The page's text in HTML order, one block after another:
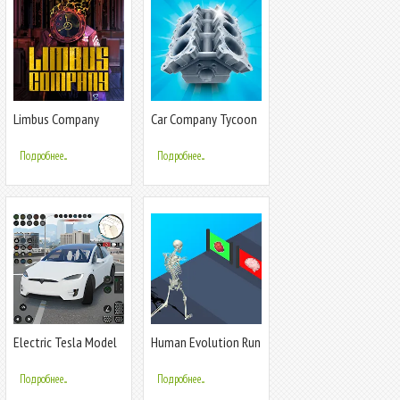
Limbus Company
Подробнее...
Car Company Tycoon
Подробнее...
Electric Tesla Model
Подробнее...
Human Evolution Run
Подробнее...